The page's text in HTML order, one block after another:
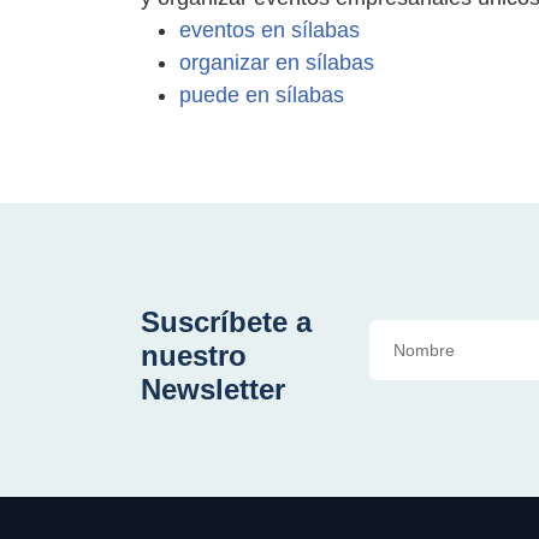
eventos en sílabas
organizar en sílabas
puede en sílabas
Suscríbete a
nuestro
Newsletter